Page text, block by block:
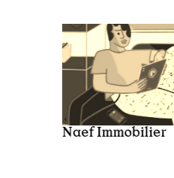
Naef Immobilier